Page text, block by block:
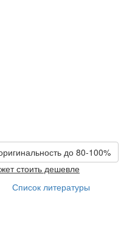
до 80-100%
стоить дешевле
Список литературы